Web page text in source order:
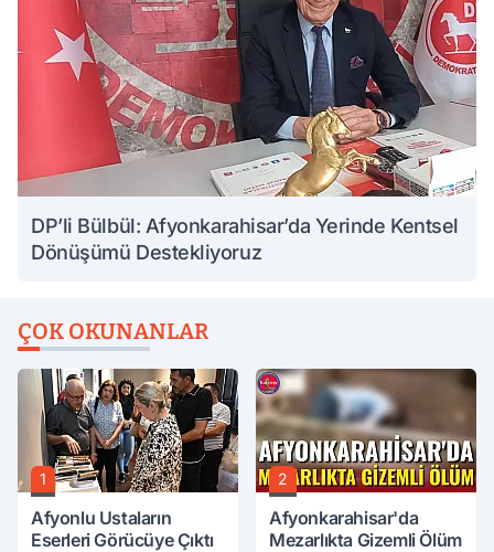
DP’li Bülbül: Afyonkarahisar’da Yerinde Kentsel
Dönüşümü Destekliyoruz
ÇOK OKUNANLAR
1
Afyonlu Ustaların
Eserleri Görücüye Çıktı
2
Afyonkarahisar'da
Mezarlıkta Gizemli Ölüm